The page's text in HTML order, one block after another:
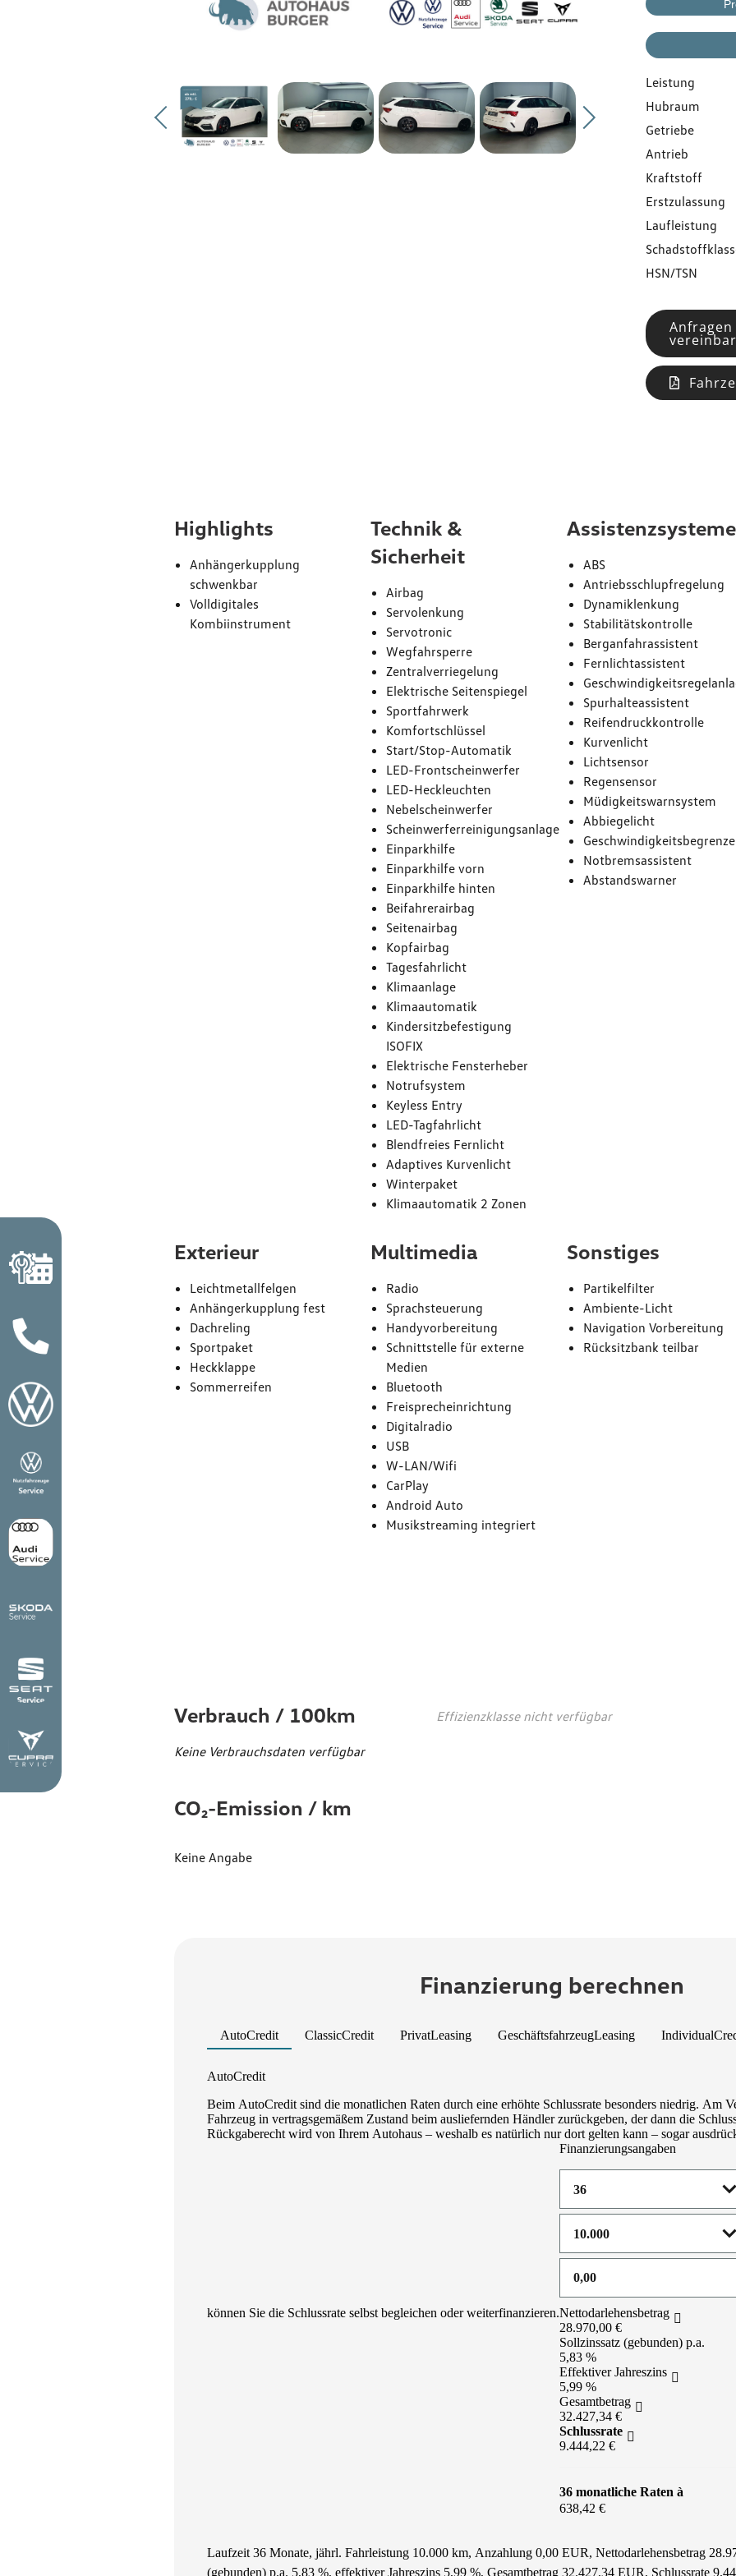
Über uns
Leistung
Hubraum
Getriebe
Antrieb
Kraftstoff
Erstzulassung
Laufleistung
HSN/TSN
Highlights
Anhängerkupplung
schwenkbar
Volldigitales
Kombiinstrument
Technik &
Sicherheit
Airbag
Servolenkung
Servotronic
Wegfahrsperre
Zentralverriegelung
Elektrische Seitenspiegel
Sportfahrwerk
Komfortschlüssel
Start/Stop-Automatik
LED-Frontscheinwerfer
LED-Heckleuchten
Nebelscheinwerfer
Scheinwerferreinigungsanlage
Einparkhilfe
Einparkhilfe vorn
Einparkhilfe hinten
Beifahrerairbag
Seitenairbag
Kopfairbag
Tagesfahrlicht
Klimaanlage
Klimaautomatik
Kindersitzbefestigung
ISOFIX
Elektrische Fensterheber
Notrufsystem
Keyless Entry
LED-Tagfahrlicht
Blendfreies Fernlicht
Adaptives Kurvenlicht
Winterpaket
Klimaautomatik 2 Zonen
Assistenzsysteme
ABS
Antriebsschlupfregelung
Dynamiklenkung
Stabilitätskontrolle
Berganfahrassistent
Fernlichtassistent
Spurhalteassistent
Reifendruckkontrolle
Kurvenlicht
Lichtsensor
Regensensor
Müdigkeitswarnsystem
Abbiegelicht
Notbremsassistent
Abstandswarner
Exterieur
Leichtmetallfelgen
Anhängerkupplung fest
Dachreling
Sportpaket
Heckklappe
Sommerreifen
Multimedia
Radio
Sprachsteuerung
Handyvorbereitung
Schnittstelle für externe
Medien
Bluetooth
Freisprecheinrichtung
Digitalradio
USB
W-LAN/Wifi
CarPlay
Android Auto
Musikstreaming integriert
Sonstiges
Partikelfilter
Ambiente-Licht
Navigation Vorbereitung
Rücksitzbank teilbar
Verbrauch / 100km
Keine Verbrauchsdaten verfügbar
CO₂-Emission / km
Keine Angabe
Effizienzklasse nicht verfügbar
Finanzierung berechnen
AutoCredit ClassicCredit PrivatLeasing GeschäftsfahrzeugLeasing
AutoCredit
Beim AutoCredit sind die monatlichen Raten durch eine erhöhte Schlussrate besonders niedrig. Am
Fahrzeug in vertragsgemäßem Zustand beim ausliefernden Händler zurückgeben, der dann die
Rückgaberecht wird von Ihrem Autohaus – weshalb es natürlich nur dort gelten kann – sogar
können Sie die Schlussrate selbst begleichen oder weiterfinanzieren.
Finanzierungsangaben
Nettodarlehensbetrag
28.970,00 €
Sollzinssatz (gebunden) p.a.
5,83 %
Effektiver Jahreszins
5,99 %
Gesamtbetrag
32.427,34 €
Schlussrate
9.444,22 €
36 monatliche Raten à
638,42 €
Laufzeit 36 Monate, jährl. Fahrleistung 10.000 km, Anzahlung 0,00 EUR, Nettodarlehensbetrag
(gebunden) p.a. 5,83 %, effektiver Jahreszins 5,99 %, Gesamtbetrag 32.427,34 EUR, Schlussrate